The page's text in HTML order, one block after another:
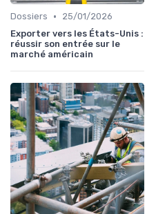
Dossiers •
25/01/2026
Exporter vers les États-Unis :
réussir son entrée sur le
marché américain